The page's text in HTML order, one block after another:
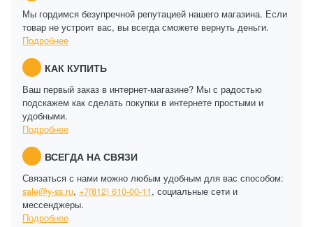
Мы гордимся безупречной репутацией нашего магазина. Если
товар не устроит вас, вы всегда сможете вернуть деньги.
Подробнее
КАК КУПИТЬ
Ваш первый заказ в интернет-магазине? Мы с радостью
подскажем как сделать покупки в интернете простыми и
удобными.
Подробнее
ВСЕГДА НА СВЯЗИ
Связаться с нами можно любым удобным для вас способом:
sale@y-ss.ru, +7(812) 610-00-11, социальные сети и
мессенджеры.
Подробнее